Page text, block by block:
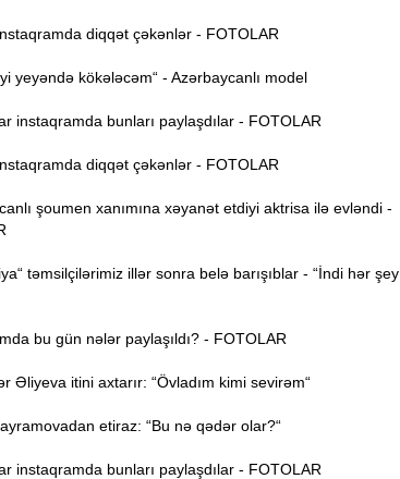
diqqət çəkənlər - FOTOLAR
yeyəndə kökələcəm“ - Azərbaycanlı model
instaqramda bunları paylaşdılar - FOTOLAR
diqqət çəkənlər - FOTOLAR
şoumen xanımına xəyanət etdiyi aktrisa ilə evləndi -
təmsilçilərimiz illər sonra belə barışıblar - “İndi hər şey
bu gün nələr paylaşıldı? - FOTOLAR
Əliyeva itini axtarır: “Övladım kimi sevirəm“
etiraz: “Bu nə qədər olar?“
instaqramda bunları paylaşdılar - FOTOLAR